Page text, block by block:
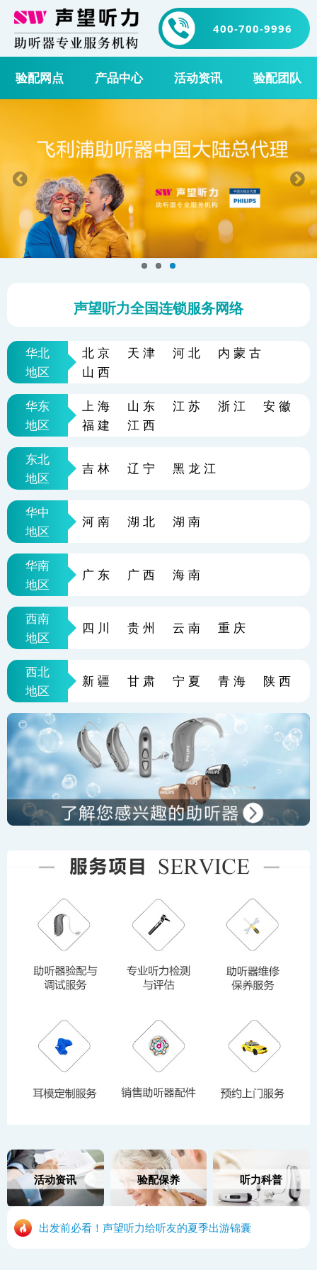
400-700-9996
验配网点 产品中心 活动资讯 验配团队
声望听力全国连锁服务网络
华北 北京 天津 河北
内蒙古
山西
地区
华东 上海 山东 江苏 浙江
安徽
福建
江西
地区
东北
吉林 辽宁 黑龙江
地区
华中
河南 湖北 湖南
地区
华南
广东 广西 海南
地区
西南
四川 贵州 云南 重庆
地区
西北
新疆 甘肃 宁夏 青海 陕西
地区
活动资讯 验配保养 听力科普
出发前必看！声望听力给听友的夏季出游锦囊